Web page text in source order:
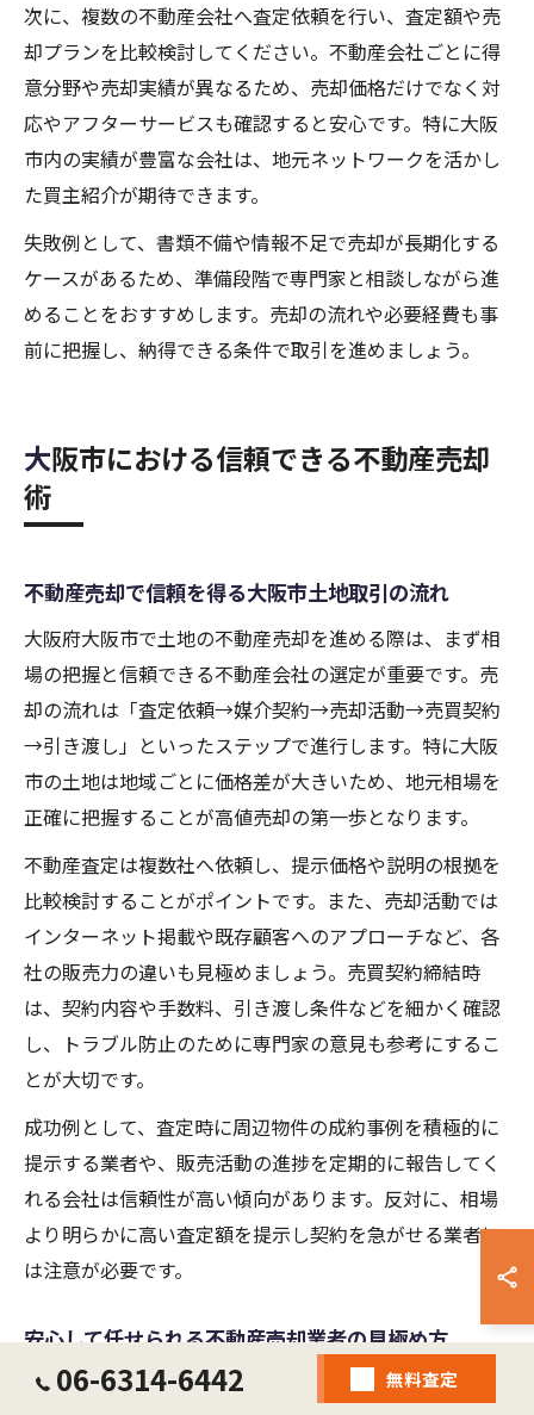
次に、複数の不動産会社へ査定依頼を行い、査定額や売
却プランを比較検討してください。不動産会社ごとに得
意分野や売却実績が異なるため、売却価格だけでなく対
応やアフターサービスも確認すると安心です。特に大阪
市内の実績が豊富な会社は、地元ネットワークを活かし
た買主紹介が期待できます。
失敗例として、書類不備や情報不足で売却が長期化する
ケースがあるため、準備段階で専門家と相談しながら進
めることをおすすめします。売却の流れや必要経費も事
前に把握し、納得できる条件で取引を進めましょう。
大阪市における信頼できる不動産売却
術
不動産売却で信頼を得る大阪市土地取引の流れ
大阪府大阪市で土地の不動産売却を進める際は、まず相
場の把握と信頼できる不動産会社の選定が重要です。売
却の流れは「査定依頼→媒介契約→売却活動→売買契約
→引き渡し」といったステップで進行します。特に大阪
市の土地は地域ごとに価格差が大きいため、地元相場を
正確に把握することが高値売却の第一歩となります。
不動産査定は複数社へ依頼し、提示価格や説明の根拠を
比較検討することがポイントです。また、売却活動では
インターネット掲載や既存顧客へのアプローチなど、各
社の販売力の違いも見極めましょう。売買契約締結時
は、契約内容や手数料、引き渡し条件などを細かく確認
し、トラブル防止のために専門家の意見も参考にするこ
とが大切です。
成功例として、査定時に周辺物件の成約事例を積極的に
提示する業者や、販売活動の進捗を定期的に報告してく
れる会社は信頼性が高い傾向があります。反対に、相場
より明らかに高い査定額を提示し契約を急がせる業者に
は注意が必要です。
安心して任せられる不動産売却業者の見極め方
大阪市で土地の不動産売却を検討する際、業者選びは売
06-6314-6442 無料査定